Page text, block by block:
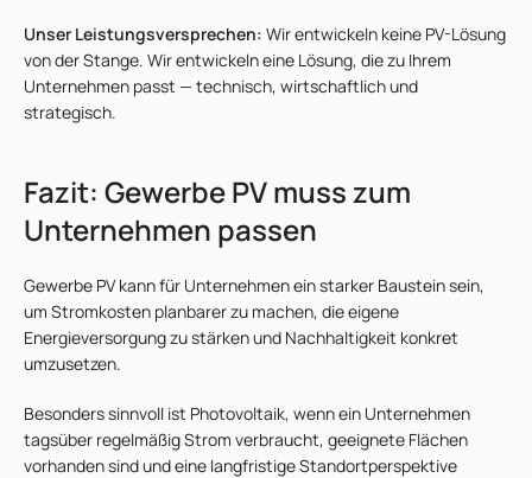
Unser Leistungsversprechen: Wir entwickeln keine PV-Lösung
von der Stange. Wir entwickeln eine Lösung, die zu Ihrem
Unternehmen passt — technisch, wirtschaftlich und
strategisch.
Fazit: Gewerbe PV muss zum
Unternehmen passen
Gewerbe PV kann für Unternehmen ein starker Baustein sein,
um Stromkosten planbarer zu machen, die eigene
Energieversorgung zu stärken und Nachhaltigkeit konkret
umzusetzen.
Besonders sinnvoll ist Photovoltaik, wenn ein Unternehmen
tagsüber regelmäßig Strom verbraucht, geeignete Flächen
vorhanden sind und eine langfristige Standortperspektive